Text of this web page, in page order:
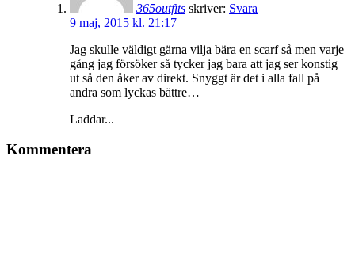
365outfits skriver: Svara
9 maj, 2015 kl. 21:17
Jag skulle väldigt gärna vilja bära en scarf så men varje
gång jag försöker så tycker jag bara att jag ser konstig
ut så den åker av direkt. Snyggt är det i alla fall på
andra som lyckas bättre…
Laddar...
Kommentera